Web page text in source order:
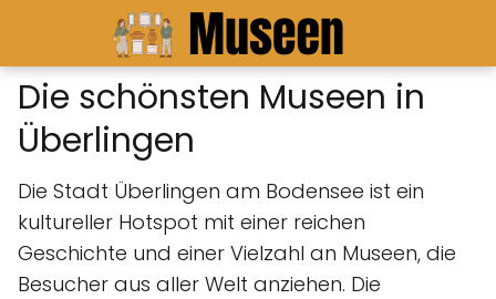
Die schönsten Museen in
Überlingen
Die Stadt Überlingen am Bodensee ist ein
kultureller Hotspot mit einer reichen
Geschichte und einer Vielzahl an Museen, die
Besucher aus aller Welt anziehen. Die